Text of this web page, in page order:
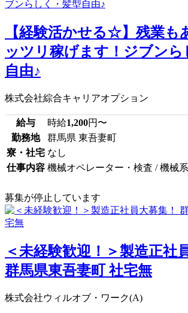
【経験活かせる☆】残業も
ッツリ稼げます！ジブンら
自由♪
株式会社綜合キャリアオプション
給与 時給1,200円〜
勤務地
群馬県 東吾妻町
寮・社宅 なし
仕事内容 機械オペレーター・検査 / 機械
募集が停止しています
＜未経験歓迎！＞製造正社
群馬県東吾妻町 社宅無
株式会社ウィルオブ・ワーク(A)